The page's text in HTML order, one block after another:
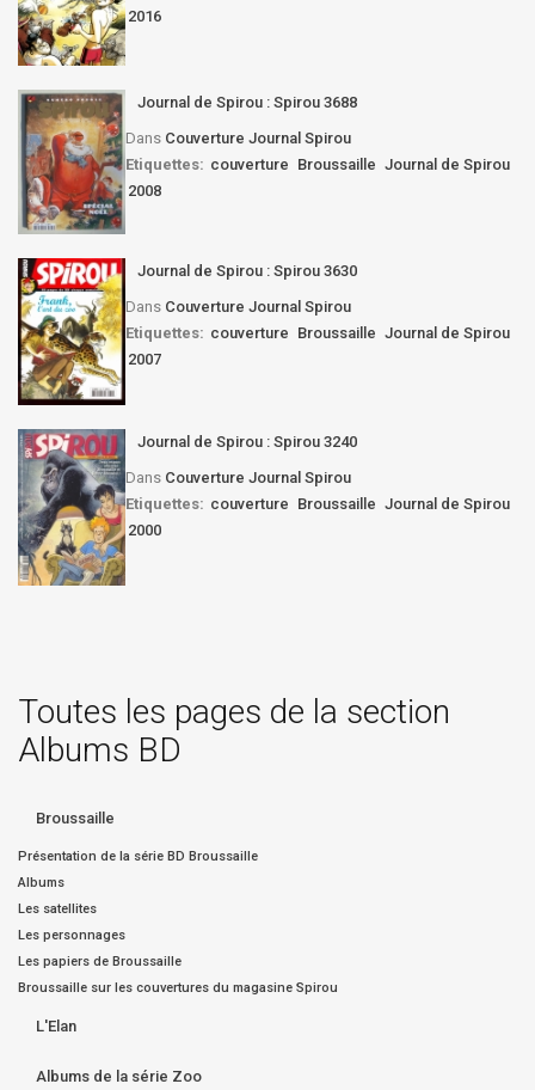
2016
Journal de Spirou : Spirou 3688
Dans Couverture Journal Spirou
Etiquettes: couverture Broussaille Journal de Spirou
2008
Journal de Spirou : Spirou 3630
Dans Couverture Journal Spirou
Etiquettes: couverture Broussaille Journal de Spirou
2007
Journal de Spirou : Spirou 3240
Dans Couverture Journal Spirou
Etiquettes: couverture Broussaille Journal de Spirou
2000
Toutes les pages de la section
Albums BD
Broussaille
Présentation de la série BD Broussaille
Albums
Les satellites
Les personnages
Les papiers de Broussaille
Broussaille sur les couvertures du magasine Spirou
L'Elan
Albums de la série Zoo